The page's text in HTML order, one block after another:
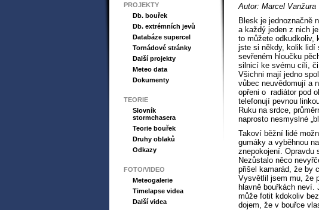
PROJEKTY
Db. bouřek
Db. extrémních jevů
Databáze supercel
Tornádové stránky
Další projekty
Meteo data
Dokumenty
TEORIE
Slovník
stormchasera
Teorie bouřek
Druhy oblaků
Odkazy
FOTO/VIDEO
Meteogalerie
Timelapse videa
Další videa
Autor: Marcel Vanžura
Blesk je jednoznačně
a každý jeden z nich
to můžete odkudkoliv,
jste si někdy, kolik lidí
sevřeném hloučku
silnicí ke svému cíli,
Všichni mají jedno
vůbec neuvědomují a
opřeni o radiátor pod
telefonují pevnou
Ruku na srdce,
naprosto nesmyslné
Takoví běžní lidé
gumáky a vyběhnou
znepokojení.
Nezůstalo něco
přišel kamarád, že by
Vysvětlil jsem mu, že
hlavně bouřkách
může fotit kdokoliv
dojem, že v bouřce